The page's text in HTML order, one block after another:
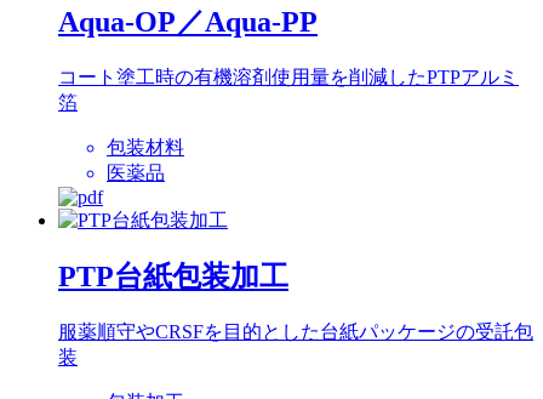
Aqua-OP／Aqua-PP
コート塗工時の有機溶剤使用量を削減したPTPアルミ
箔
包装材料
医薬品
PTP台紙包装加工
服薬順守やCRSFを目的とした台紙パッケージの受託包
装